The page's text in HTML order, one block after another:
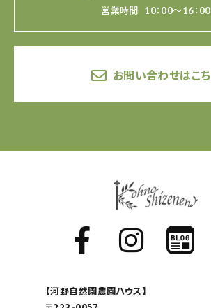
営業時間 10：00～16：00
お問い合わせはこ
【河野自然園農園ハウス】